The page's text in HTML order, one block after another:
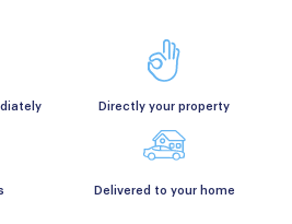
Directly your property
Delivered to your home